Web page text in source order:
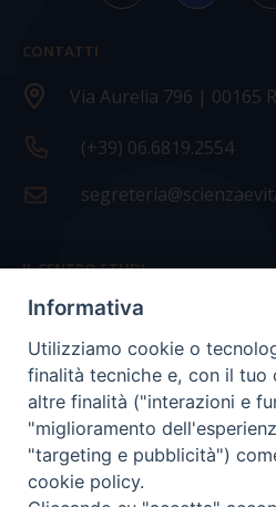
CONTATTI
Via Aurelia 796 | 00165
(+39) 06.6819.2554
IL CENTRO STUDI
La nostra storia
Statuto
Presidenza e ufficio
Consiglio scientifico
Coordinamento nazionale
Informativa
Utilizziamo cookie o
finalità tecniche e, con il tuo
altre finalità ("interazioni e
"miglioramento
"targeting e pubblicità")
cookie policy.